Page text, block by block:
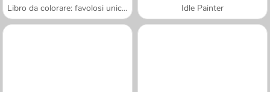
Libro da colorare: favolosi unicorni Idle Painter